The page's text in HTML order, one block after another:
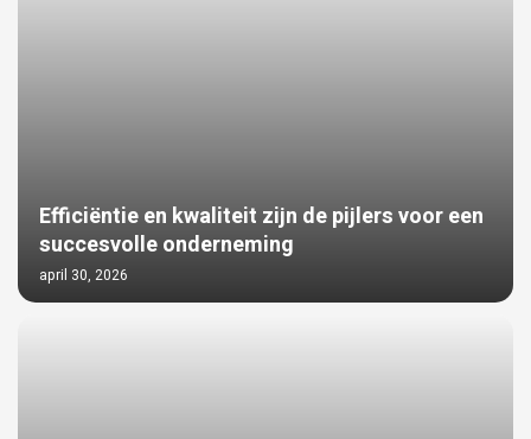
Efficiëntie en kwaliteit zijn de pijlers voor een
succesvolle onderneming
april 30, 2026